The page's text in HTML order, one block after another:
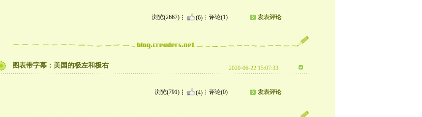
浏览(2667) (6) 评论(1) 发表评论
图表带字幕：美国的极左和极右 2020-06-22 15:07:33
浏览(791) (4) 评论(0) 发表评论